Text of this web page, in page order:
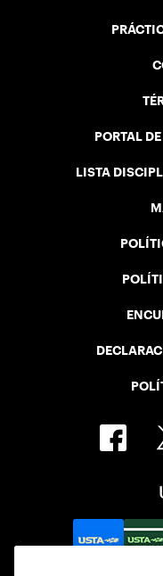
PORTAL
LISTA